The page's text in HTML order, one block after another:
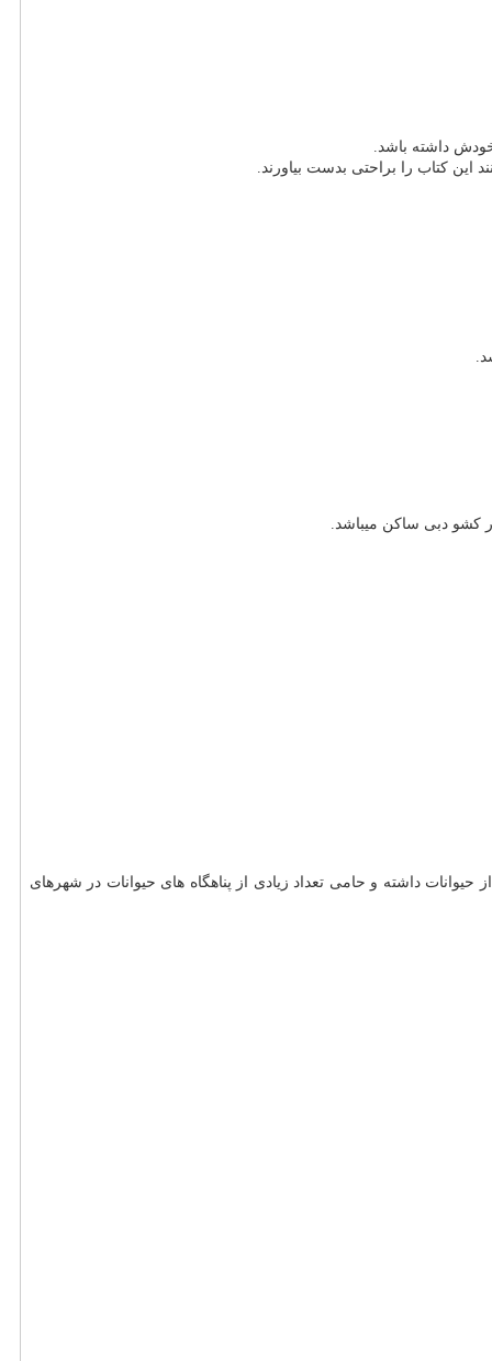
داشته باشد.
این کتاب را براحتی بدست بیاورند.
کشو دبی ساکن میباشد.
داشته و حامی تعداد زیادی از پناهگاه های حیوانات در شهرهای